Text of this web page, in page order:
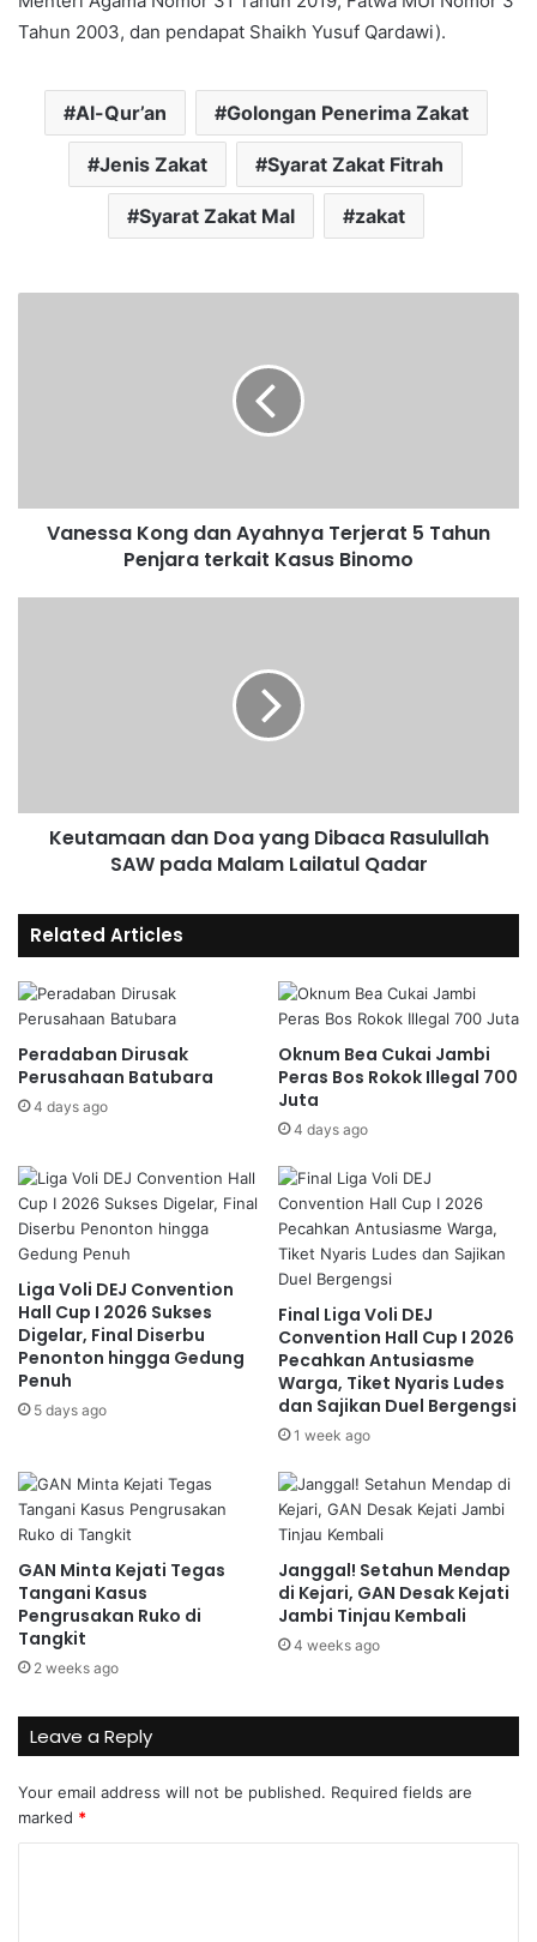
Tahun 2003, dan pendapat Shaikh Yusuf Qardawi).
Al-Qur’an Golongan Penerima Zakat
Jenis Zakat Syarat Zakat Fitrah
Syarat Zakat Mal zakat
Vanessa Kong dan Ayahnya Terjerat 5 Tahun
Penjara terkait Kasus Binomo
Keutamaan dan Doa yang Dibaca Rasulullah
SAW pada Malam Lailatul Qadar
Related Articles
Peradaban Dirusak
Perusahaan Batubara
4 days ago
Oknum Bea Cukai Jambi
Peras Bos Rokok Illegal 700
Juta
4 days ago
Liga Voli DEJ Convention
Hall Cup I 2026 Sukses
Digelar, Final Diserbu
Penonton hingga Gedung
Penuh
5 days ago
Final Liga Voli DEJ
Convention Hall Cup I 2026
Pecahkan Antusiasme
Warga, Tiket Nyaris Ludes
dan Sajikan Duel Bergengsi
1 week ago
GAN Minta Kejati Tegas
Tangani Kasus
Pengrusakan Ruko di
Tangkit
2 weeks ago
Janggal! Setahun Mendap
di Kejari, GAN Desak Kejati
Jambi Tinjau Kembali
4 weeks ago
Leave a Reply
Your email address will not be published. Required fields are
marked *